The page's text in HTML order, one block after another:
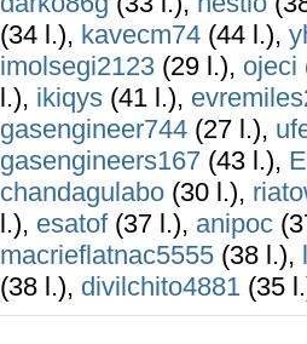
(34 l.), kavecm74 (44 l.),
imolsegi2123 (29 l.), ojeci
l.), ikiqys (41 l.),
gasengineer744 (27 l.),
gasengineers167 (43 l.),
chandagulabo (30 l.),
l.), esatof(37 l.), anipoc
macrieflatnac5555 (38 l.),
(38 l.), divilchito4881 (35